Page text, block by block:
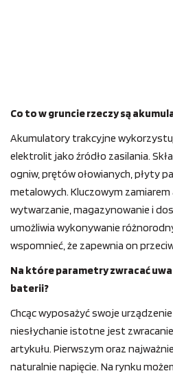
Co to w gruncie rzeczy są
Akumulatory trakcyjne
elektrolit jako źródło zasilania.
ogniw, prętów ołowianych, płyty
metalowych. Kluczowym
wytwarzanie, magazynowanie i
umożliwia wykonywanie
wspomnieć, że zapewnia on
Na które parametry zwracać
baterii?
Chcąc wyposażyć swoje
niesłychanie istotne jest
artykułu. Pierwszym oraz
naturalnie napięcie. Na rynku